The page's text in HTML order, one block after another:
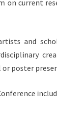
on current
artists and
poster